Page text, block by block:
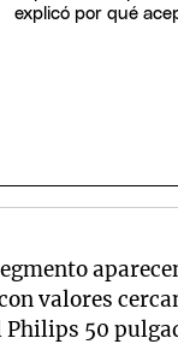
explicó por qué
valores
Philips 50